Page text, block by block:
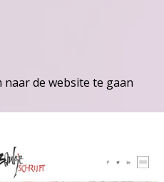
de website te gaan